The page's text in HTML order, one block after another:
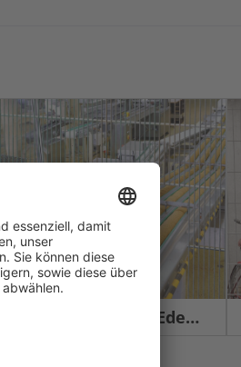
Maschinenschutz Edelstahl